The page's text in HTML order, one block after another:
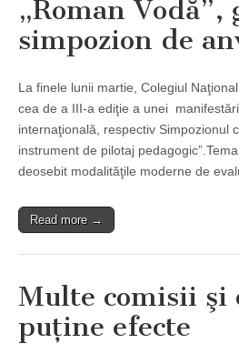
„Roman Vodă”,
simpozion de
La finele lunii martie, Colegiul
cea de a III-a ediţie a unei
internaţională, respectiv Simpozionul
instrument de pilotaj
deosebit modalităţile moderne de
Read more →
Multe comisii şi
puţine efecte